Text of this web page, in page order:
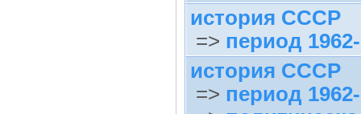
история СССР
=> период 1962-
история СССР
=> период 1962-